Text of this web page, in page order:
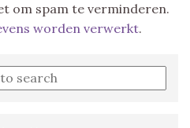
om spam te verminderen.
worden verwerkt.